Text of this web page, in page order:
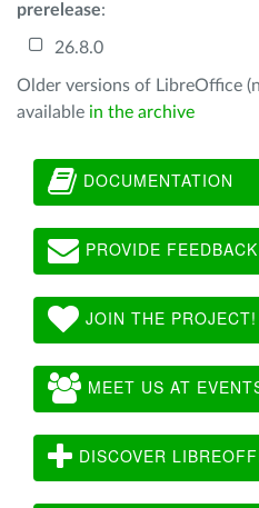
prerelease:
26.8.0
Older versions of LibreOffice
available in the archive
DOCUMENTATION
PROVIDE FEEDBACK
JOIN THE PROJECT!
MEET US AT
DISCOVER